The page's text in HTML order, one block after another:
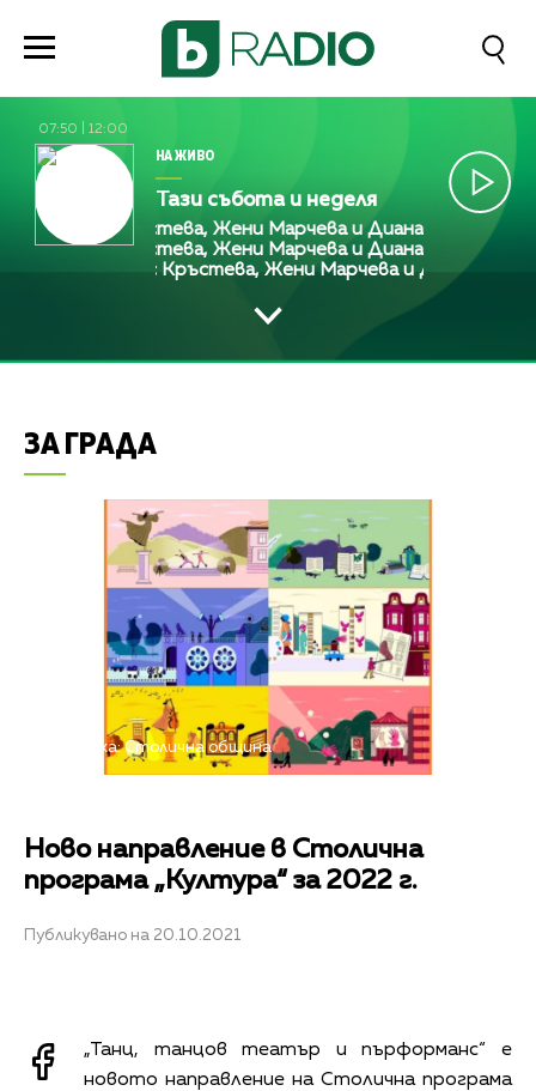
07:50 12:00
НА ЖИВО
Тази събота и неделя
Алекс Кръстева, Жени Марчева и Диана Любенова
Алекс Кръстева, Жени Марчева и Диана Любенова
Алекс Кръстева, Жени Марчева и Диана
ЗА ГРАДА
Снимка: Столична община
Ново направление в Столична
програма „Култура“ за 2022 г.
Публикувано на 20.10.2021
„Танц, танцов театър и пърформанс“ е
новото направление на Столична програма